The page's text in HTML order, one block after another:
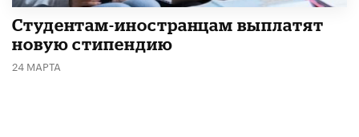
Студентам-иностранцам выплатят
новую стипендию
24 МАРТА